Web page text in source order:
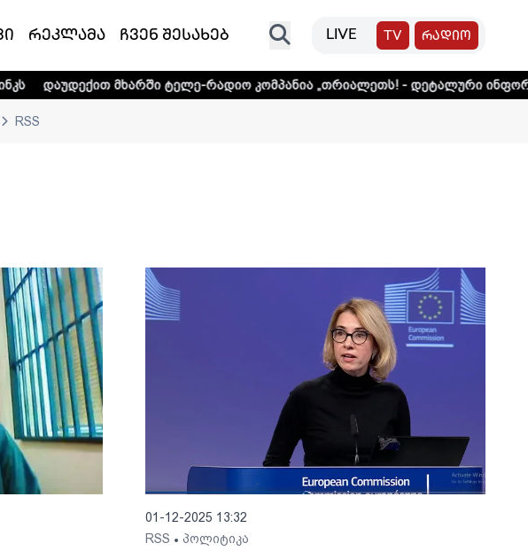
რეკლამა ჩვენ შესახებ LIVE TV რადიო
რადიო კომპანია „თრიალეთს! - დეტალური ინფორმაციისთვის დააკლიკეთ
RSS
01-12-2025 13:32
RSS • პოლიტიკა